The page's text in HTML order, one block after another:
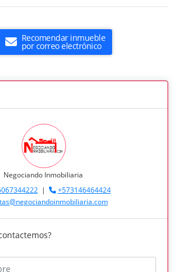
Recomendar inmueble
por correo electrónico
Negociando Inmobiliaria
|
+573146464424